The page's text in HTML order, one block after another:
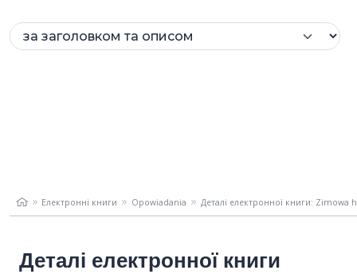
Електронні книги Opowiadania Деталі електронної книги: Zimowa
Деталі електронної книги